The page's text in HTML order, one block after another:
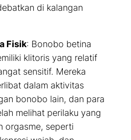
di kalangan
Fisik: Bonobo betina
klitoris yang relatif
sensitif. Mereka
dalam aktivitas
bonobo lain, dan para
melihat perilaku yang
orgasme, seperti